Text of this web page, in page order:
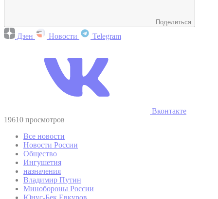
Поделиться
Дзен Новости Telegram
Вконтакте
19610 просмотров
Все новости
Новости России
Общество
Ингушетия
назначения
Владимир Путин
Минобороны России
Юнус-Бек Евкуров